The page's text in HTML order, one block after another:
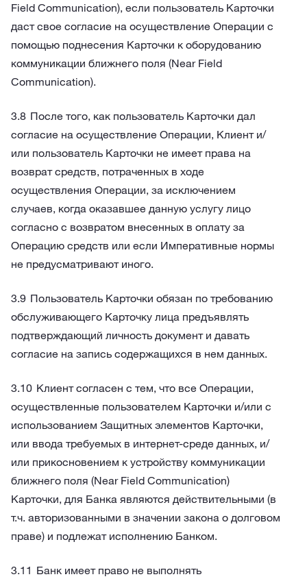
Field Communication), если пользователь Карточки
даст свое согласие на осуществление Операции с
помощью поднесения Карточки к оборудованию
коммуникации ближнего поля (Near Field
Communication).
После того, как пользователь Карточки дал
согласие на осуществление Операции, Клиент и/
или пользователь Карточки не имеет права на
возврат средств, потраченных в ходе
осуществления Операции, за исключением
случаев, когда оказавшее данную услугу лицо
согласно с возвратом внесенных в оплату за
Операцию средств или если Императивные нормы
не предусматривают иного.
Пользователь Карточки обязан по требованию
обслуживающего Карточку лица предъявлять
подтверждающий личность документ и давать
согласие на запись содержащихся в нем данных.
Клиент согласен с тем, что все Операции,
осуществленные пользователем Карточки и/или с
использованием Защитных элементов Карточки,
или ввода требуемых в интернет-среде данных, и/
или прикосновением к устройству коммуникации
ближнего поля (Near Field Communication)
Карточки, для Банка являются действительными (в
т.ч. авторизованными в значении закона о долговом
праве) и подлежат исполнению Банком.
Банк имеет право не выполнять